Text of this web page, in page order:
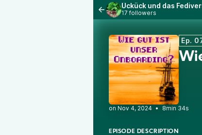
Ückück und das
17 followers
Ep.
• 8min 34s
EPISODE DESCRIPTION